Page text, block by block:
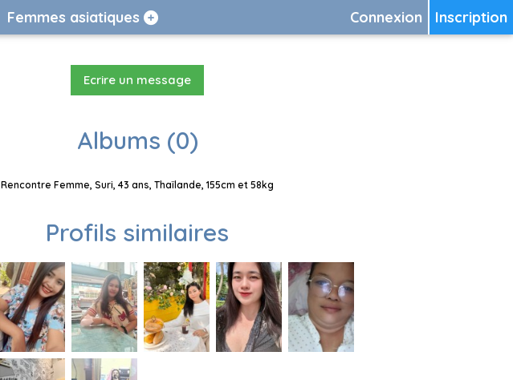
Inscription
Connexion
Femmes asiatiques
Ecrire un message
Albums (0)
Rencontre Femme, Suri, 43 ans, Thaïlande, 155cm et 58kg
Profils similaires